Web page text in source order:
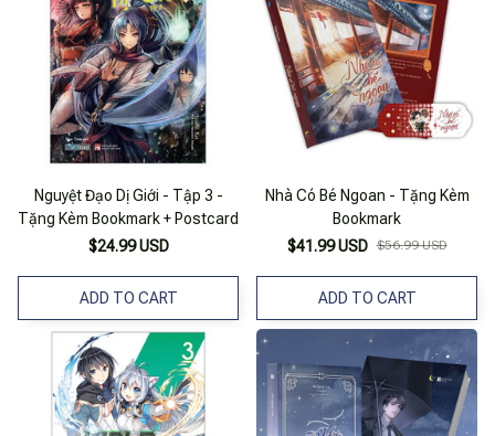
Nguyệt Đạo Dị Giới - Tập 3 -
Tặng Kèm Bookmark + Postcard
$24.99 USD
ADD TO CART
Nhà Có Bé Ngoan - Tặng Kèm
Bookmark
$41.99 USD $56.99 USD
ADD TO CART